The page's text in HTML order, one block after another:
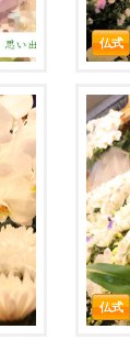
仏式
仏式